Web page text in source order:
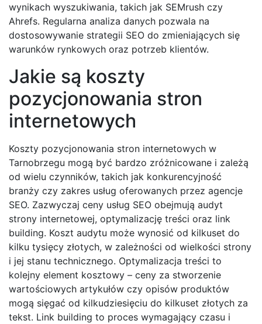
wynikach wyszukiwania, takich jak SEMrush czy
Ahrefs. Regularna analiza danych pozwala na
dostosowywanie strategii SEO do zmieniających się
warunków rynkowych oraz potrzeb klientów.
Jakie są koszty
pozycjonowania stron
internetowych
Koszty pozycjonowania stron internetowych w
Tarnobrzegu mogą być bardzo zróżnicowane i zależą
od wielu czynników, takich jak konkurencyjność
branży czy zakres usług oferowanych przez agencje
SEO. Zazwyczaj ceny usług SEO obejmują audyt
strony internetowej, optymalizację treści oraz link
building. Koszt audytu może wynosić od kilkuset do
kilku tysięcy złotych, w zależności od wielkości strony
i jej stanu technicznego. Optymalizacja treści to
kolejny element kosztowy – ceny za stworzenie
wartościowych artykułów czy opisów produktów
mogą sięgać od kilkudziesięciu do kilkuset złotych za
tekst. Link building to proces wymagający czasu i